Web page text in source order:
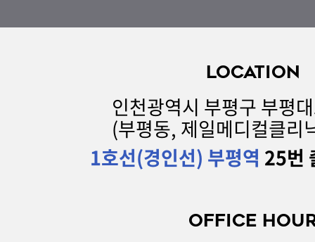
LOCATION
인천광역시 부평구 부평
(부평동, 제일메디컬클리
1호선(경인선) 부평역 25번
OFFICE